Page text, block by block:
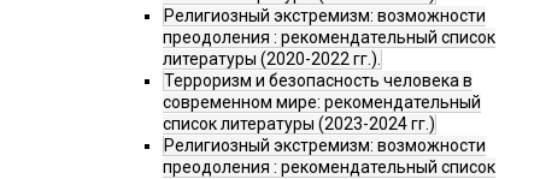
Религиозный экстремизм: возможности
преодоления : рекомендательный список
литературы (2020-2022 гг.).
Терроризм и безопасность человека в
современном мире: рекомендательный
список литературы (2023-2024 гг.)
Религиозный экстремизм: возможности
преодоления : рекомендательный список